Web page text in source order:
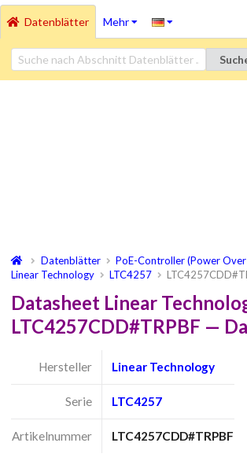
Datenblätter Mehr
Datenblätter
PoE-Controller (Power
Linear Technology
LTC4257
Datasheet Linear
LTC4257CDD#TRPBF —
Hersteller Linear Technology
Serie LTC4257
Artikelnummer LTC4257CDD#TRPBF